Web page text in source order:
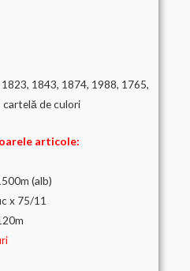
1843, 1874, 1988, 1765,
cartelă de culori
articole:
(alb)
x 75/11